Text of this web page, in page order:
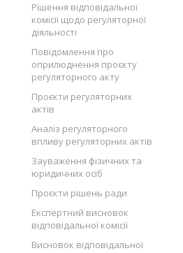
Рішення відповідальної
комісії щодо регуляторної
діяльності
Повідомлення про
оприлюднення проєкту
регуляторного акту
Проєкти регуляторних
актів
Аналіз регуляторного
впливу регуляторних актів
Зауваження фізичних та
юридичних осіб
Проєкти рішень ради
Експертний висновок
відповідальної комісії
Висновок відповідальної